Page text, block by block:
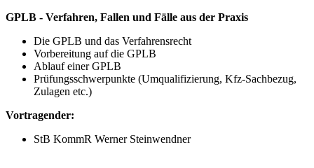
GPLB - Verfahren, Fallen und Fälle aus der Praxis
Die GPLB und das Verfahrensrecht
Vorbereitung auf die GPLB
Ablauf einer GPLB
Prüfungsschwerpunkte (Umqualifizierung, Kfz-Sachbezug,
Zulagen etc.)
Vortragender:
StB KommR Werner Steinwendner